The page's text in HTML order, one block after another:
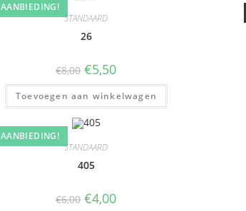
AANBIEDING!
STANDAARD
26
€8,00 €5,50
Toevoegen aan winkelwagen
AANBIEDING!
STANDAARD
405
€6,00 €4,00